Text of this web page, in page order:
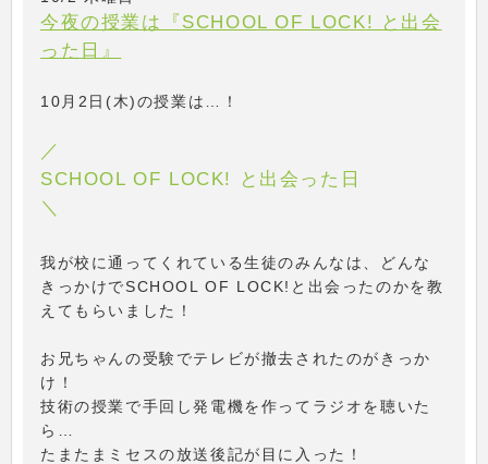
今夜の授業は『SCHOOL OF LOCK! と出会
った日』
10月2日(木)の授業は…！
／
SCHOOL OF LOCK! と出会った日
＼
我が校に通ってくれている生徒のみんなは、どんな
きっかけでSCHOOL OF LOCK!と出会ったのかを教
えてもらいました！
お兄ちゃんの受験でテレビが撤去されたのがきっか
け！
技術の授業で手回し発電機を作ってラジオを聴いた
ら…
たまたまミセスの放送後記が目に入った！